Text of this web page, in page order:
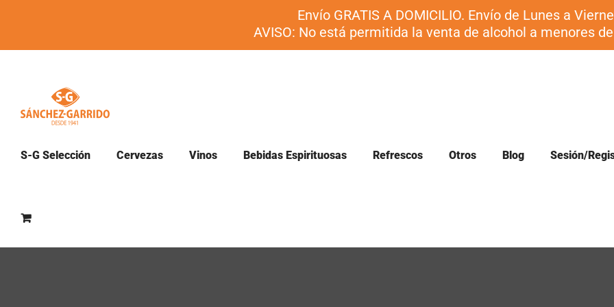
Envío GRATIS A DOMICILIO. Envío de Lunes a
AVISO: No está permitida la venta de alcohol a menores
S-G Selección Cervezas Vinos Bebidas Espirituosas Refrescos Otros Blog Sesión/